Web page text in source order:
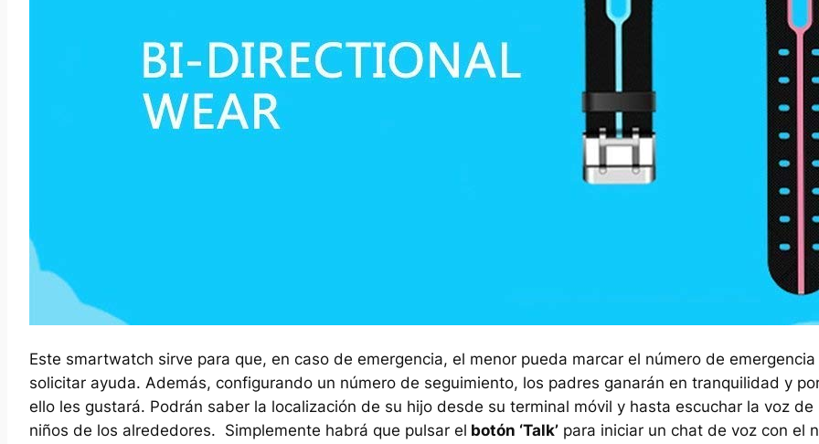
Este smartwatch sirve para que, en caso de emergencia, el menor pueda marcar el número de emergencia
solicitar ayuda. Además, configurando un número de seguimiento, los padres ganarán en tranquilidad y
ello les gustará. Podrán saber la localización de su hijo desde su terminal móvil y hasta escuchar la voz de
niños de los alrededores. Simplemente habrá que pulsar el botón ‘Talk’ para iniciar un chat de voz con el